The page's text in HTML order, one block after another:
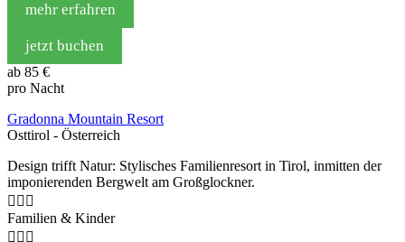
mehr erfahren
jetzt buchen
ab 85 €
pro Nacht
Gradonna Mountain Resort
Osttirol - Österreich
Design trifft Natur: Stylisches Familienresort in Tirol, inmitten der
imponierenden Bergwelt am Großglockner.
  
Familien & Kinder
  